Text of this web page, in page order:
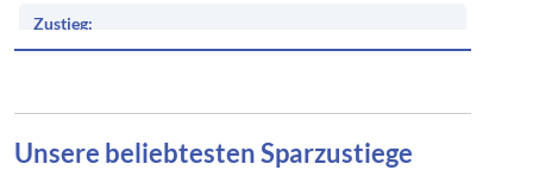
Zustieg:
99867 Gotha - Parkplatz Mühlgrabenweg 2 (ggü. ehem.
kostenlos
Unsere beliebtesten Sparzustiege